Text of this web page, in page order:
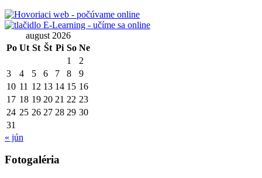
august 2026
Po Ut St Št Pi So Ne
1
2
3
4 5 6 7 8
9
10 11 12 13 14 15 16
17 18 19 20 21 22 23
24 25 26 27 28 29 30
31
« jún
Fotogaléria